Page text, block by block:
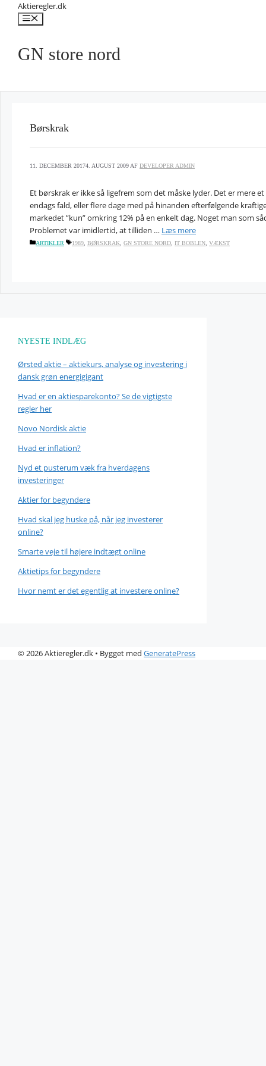
Aktieregler.dk
Menu
GN store nord
Børskrak
11. DECEMBER 20174. AUGUST 2009AF DEVELOPER ADMIN
Et børskrak er ikke så ligefrem som det måske lyder. Det er mere
endags fald, eller flere dage med på hinanden efterfølgende
markedet ”kun” omkring 12% på en enkelt dag. Noget man som
Problemet var imidlertid, at tilliden … Læs mere
KATEGORIER
ARTIKLER TAGS
1989, BØRSKRAK, GN STORE NORD, IT BOBLEN, VÆKST
NYESTE INDLÆG
Ørsted aktie – aktiekurs, analyse og investering i
dansk grøn energigigant
Hvad er en aktiesparekonto? Se de vigtigste
regler her
Novo Nordisk aktie
Hvad er inflation?
Nyd et pusterum væk fra hverdagens
investeringer
Aktier for begyndere
Hvad skal jeg huske på, når jeg investerer
online?
Smarte veje til højere indtægt online
Aktietips for begyndere
Hvor nemt er det egentlig at investere online?
© 2026 Aktieregler.dk • Bygget med GeneratePress